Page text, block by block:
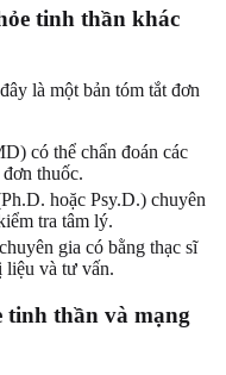
tinh thần khác
là một bản tóm tắt đơn
có thể chẩn đoán các
thuốc.
hoặc Psy.D.) chuyên
tra tâm lý.
gia có bằng thạc sĩ
và tư vấn.
tinh thần và mạng